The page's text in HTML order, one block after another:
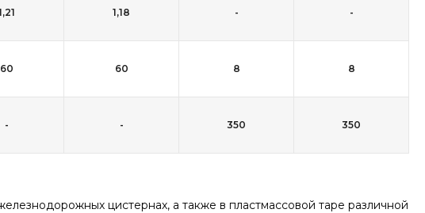
1,18 - -
60 60 8 8
- - 350 350
цистернах, а также в пластмассовой таре различной